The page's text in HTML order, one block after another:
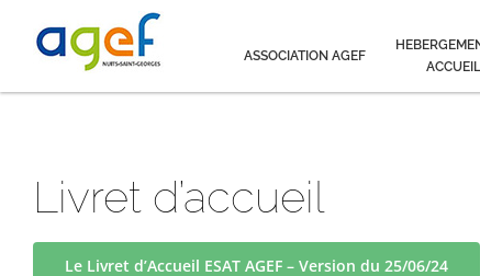
contenu
ASSOCIATION AGEF
ACCUEIL
Livret d’accueil
Le Livret d’Accueil ESAT AGEF – Version du 25/06/24